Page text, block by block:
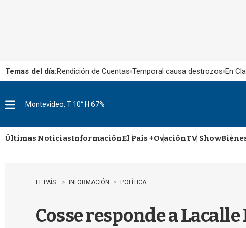
Temas del día:Rendición de Cuentas Temporal causa destrozos En
u
Montevideo, T 10° H 67%
Últimas NoticiasInformaciónEl País +OvaciónTV Show
EL PAÍS INFORMACIÓN POLÍTICA
Cosse responde a